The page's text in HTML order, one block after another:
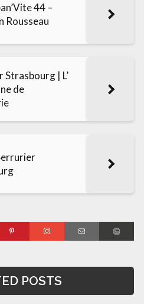
44 –
Rousseau
Strasbourg | L’
de
POSTS